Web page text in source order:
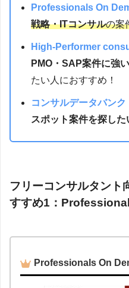
Professionals On
戦略・ITコンサルの案
High-Performer
PMO・SAP案件に強い
たい人におすすめ！
コンサルデータバンク
スポット案件を探した
フリーコンサルタント
すすめ1：
Professionals On